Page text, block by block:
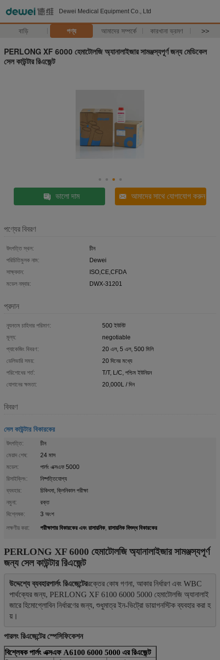
Dewei Medical Equipment Co., Ltd
বাড়ি পণ্য আমাদের সম্পর্কে কারখানা ভ্রমণ >>
PERLONG XF 6000 হেমাটোলজি অ্যানালাইজার সামঞ্জস্যপূর্ণ জন্য মেডিকেল
সেল কাউন্টার রিএজেন্ট
ভালো দাম আমাদের সাথে যোগাযোগ করুন
পণ্যের বিবরণ
উৎপত্তি স্থল:
চীন
পরিচিতিমুলক নাম:
Dewei
সাক্ষ্যদান:
ISO,CE,CFDA
মডেল নম্বার:
DWX-31201
প্রদান
ন্যূনতম চাহিদার পরিমাণ:
500 ইউনিট
মূল্য:
negotiable
প্যাকেজিং বিবরণ:
20 এল, 5 এল, 500 মিলি
ডেলিভারি সময়:
20 দিনের মধ্যে
পরিশোধের শর্ত:
T/T, L/C, পশ্চিম ইউনিয়ন
যোগানের ক্ষমতা:
20,000L / দিন
বিবরণ
সেল কাউন্টার বিকারকের
উৎপত্তি:
চীন
মেয়াদ শেষ:
24 মাস
মডেল:
পার্লং এক্সএফ 5000
রিসাইক্লিং:
নিষ্পত্তিযোগ্য
ব্যবহার:
চিকিৎসা, ক্লিনিকাল পরীক্ষা
নমুনা:
রক্ত
বিশ্লেষক:
3 অংশ
লক্ষণীয় করা:
পরীক্ষাগার বিকারকের এবং রাসায়নিক, রাসায়নিক বিশুদ্ধ বিকারকের
PERLONG XF 6000 হেমাটোলজি অ্যানালাইজার সামঞ্জস্যপূর্ণ
জন্য সেল কাউন্টার রিএজেন্ট
উদ্দেশ্যে ব্যবহারপার্লং রিএজেন্টেররক্তের কোষ গণনা, আকার নির্ধারণ এবং WBC
পার্থক্যের জন্য, PERLONG XF 6100 6000 5000 হেমাটোলজি অ্যানালাই
জারে হিমোগ্লোবিন নির্ধারণের জন্য, শুধুমাত্র ইন-ভিট্রো ডায়াগনস্টিক ব্যবহার করা হ
য়।
পারলং রিএজেন্টের স্পেসিফিকেশন
বিশ্লেষক পার্লং এক্সএফ A6100 6000 5000 এর রিএজেন্ট